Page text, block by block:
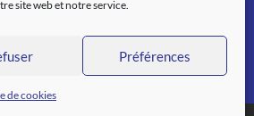
site web et notre service.
Préférences
de cookies